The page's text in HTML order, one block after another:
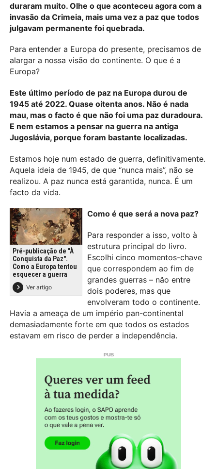
duraram muito. Olhe o que aconteceu agora com a
invasão da Crimeia, mais uma vez a paz que todos
julgavam permanente foi quebrada.
Para entender a Europa do presente, precisamos de
alargar a nossa visão do continente. O que é a
Europa?
Este último período de paz na Europa durou de
1945 até 2022. Quase oitenta anos. Não é nada
mau, mas o facto é que não foi uma paz duradoura.
E nem estamos a pensar na guerra na antiga
Jugoslávia, porque foram bastante localizadas.
Estamos hoje num estado de guerra, definitivamente.
Aquela ideia de 1945, de que “nunca mais”, não se
realizou. A paz nunca está garantida, nunca. É um
facto da vida.
Pré-publicação de "À
Conquista da Paz".
Como a Europa tentou
esquecer a guerra
Ver artigo
Como é que será a nova paz?
Para responder a isso, volto à
estrutura principal do livro.
Escolhi cinco momentos-chave
que correspondem ao fim de
grandes guerras – não entre
dois poderes, mas que
envolveram todo o continente.
Havia a ameaça de um império pan-continental
demasiadamente forte em que todos os estados
estavam em risco de perder a independência.